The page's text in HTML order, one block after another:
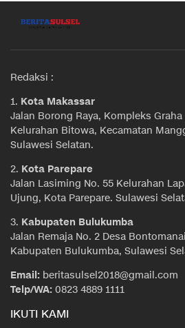
Redaksi :
1. Kota Makassar
Jalan Borong Raya, Kompleks Graha
Kelurahan Bitowa, Kecamatan
Sulawesi Selatan.
2. Kota Parepare
Jalan Lasiming No. 55 Kelurahan
Ujung, Kota Parepare. Sulawesi
3. Kabupaten Bulukumba
Jalan Remaja No. 2 Desa
Kabupaten Bulukumba, Sulawesi
Email: beritasulsel2018@gmail.com
Telp/WA: 0823 4889 1111
IKUTI KAMI